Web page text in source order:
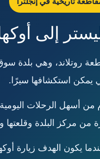
إلى
روتلاند، وهي بلدة سوق
يمكن استكشافها سيرًا.
من أسهل الرحلات
مركز البلدة وقلعتها
يكون الهدف زيارة